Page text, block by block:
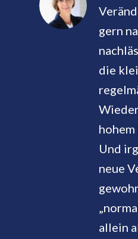
gern
die
Und
neue
allein